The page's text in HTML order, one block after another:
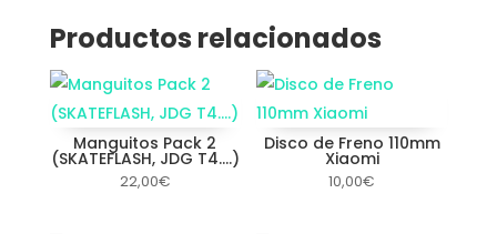
Productos relacionados
Manguitos Pack 2
(SKATEFLASH, JDG T4….)
22,00€
Disco de Freno 110mm
Xiaomi
10,00€